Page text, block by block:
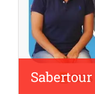
Sabertour